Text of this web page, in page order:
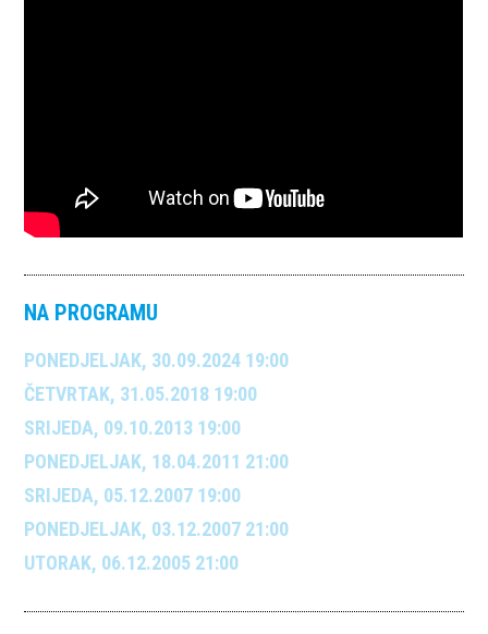
NA PROGRAMU
PONEDJELJAK, 30.09.2024 19:00
ČETVRTAK, 31.05.2018 19:00
SRIJEDA, 09.10.2013 19:00
PONEDJELJAK, 18.04.2011 21:00
SRIJEDA, 05.12.2007 19:00
PONEDJELJAK, 03.12.2007 21:00
UTORAK, 06.12.2005 21:00